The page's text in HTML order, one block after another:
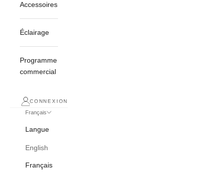
Accessoires
Éclairage
Programme
commercial
CONNEXION
Français
Langue
English
Français